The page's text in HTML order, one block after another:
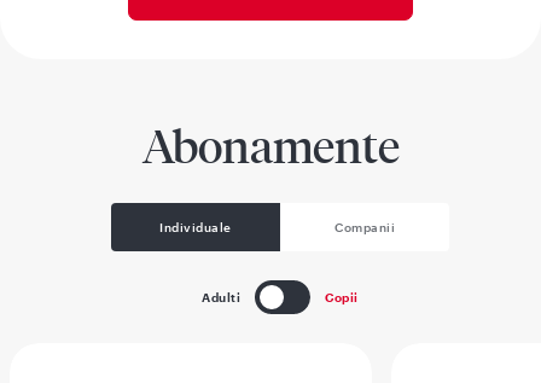
Abonamente
Individuale Companii
Adulti Copii